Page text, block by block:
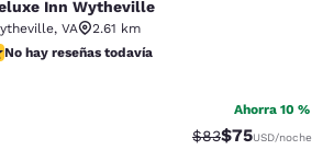
Inn Wytheville
, VA
2.61 km
hay reseñas todavía
No hay reseñas todavía
Ahorra 10 %
Precio tachado:
$83Precio con
$75USD/noche